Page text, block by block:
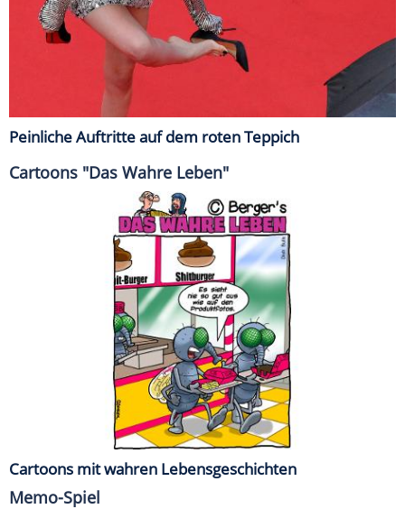
Peinliche Auftritte auf dem roten Teppich
Cartoons "Das Wahre Leben"
Cartoons mit wahren Lebensgeschichten
Memo-Spiel